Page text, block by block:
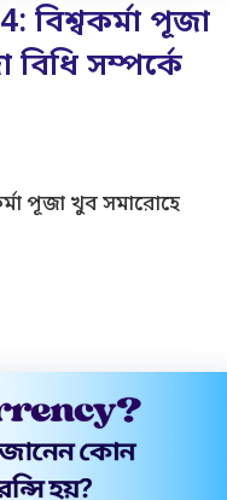
পূজা
সম্পর্কে
পূজা খুব সমারোহে